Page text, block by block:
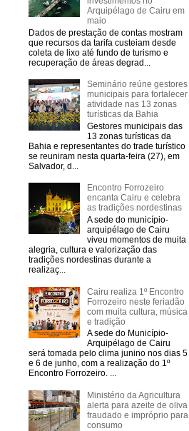
Arquipélago de Cairu em
maio
Dados de prestação de contas mostram
que recursos da tarifa custeiam desde
coleta de lixo até fundo de turismo e
recuperação de áreas degrad...
Seminário reúne gestores
municipais para fortalecer
atividade nas 13 zonas
turísticas da Bahia
Gestores municipais das
13 zonas turísticas da
Bahia e representantes do trade turístico
se reuniram nesta quarta-feira (27), em
Salvador, d...
Encontro Forrozeiro
encanta Cairu e celebra
as tradições nordestinas
A sede do município-
arquipélago de Cairu
viveu momentos de muita
alegria, cultura e valorização das
tradições nordestinas durante a
realizaç...
Cairu realiza 1º Encontro
Forrozeiro neste feriadão
com muita cultura, música
e tradição
A sede do Município-
Arquipélago de Cairu
será tomada pelo clima junino nos dias 5
e 6 de junho, com a realização do 1º
Encontro Forrozeiro. ...
Ministério da Agricultura
alerta para azeite de oliva
fraudado e impróprio para
consumo